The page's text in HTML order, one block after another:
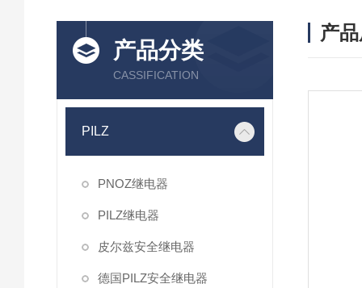
产品分类
CASSIFICATION
PILZ
PNOZ继电器
PILZ继电器
皮尔兹安全继电器
德国PILZ安全继电器
产